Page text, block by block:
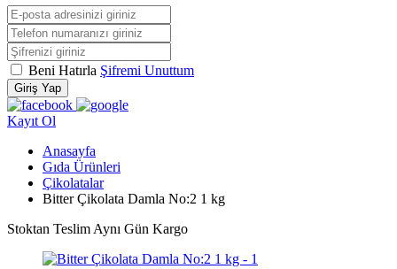
Beni Hatırla Şifremi Unuttum
Giriş Yap
Kayıt Ol
Anasayfa
Gıda Ürünleri
Çikolatalar
Bitter Çikolata Damla No:2 1 kg
Stoktan Teslim Aynı Gün Kargo